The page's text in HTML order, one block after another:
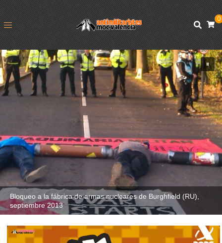
0
Bloqueo a la fábrica de armas nucleares de Burghfield (RU),
septiembre 2013